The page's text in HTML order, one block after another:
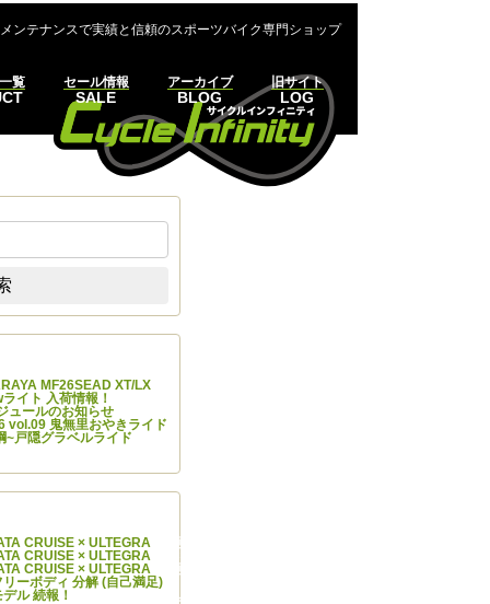
ンテナンスで実績と信頼のスポーツバイク専門ショップ
覧 セール情報
SALE
アーカイブ
BLOG
旧サイト
LOG
MF26SEAD XT/LX
イト 入荷情報！
ュールのお知らせ
vol.09 鬼無里おやきライド
~戸隠グラベルライド
CRUISE × ULTEGRA 阿部 学
CRUISE × ULTEGRA
CRUISE × ULTEGRA
阿部 学
ーボディ 分解 (自己満足)
ル 続報！
より